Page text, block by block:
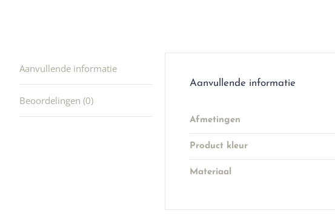
Aanvullende informatie
Beoordelingen (0)
Aanvullende informatie
Afmetingen
Product kleur
Materiaal